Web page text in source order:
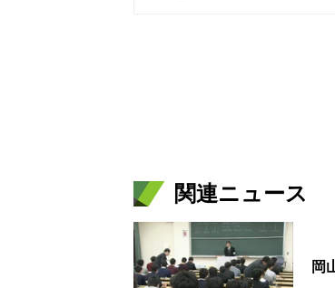
関連ニュース
岡